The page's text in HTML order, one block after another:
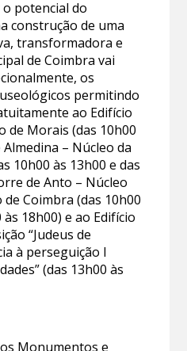
potencial do
construção de uma
transformadora e
de Coimbra vai
os
permitindo
ao Edifício
de Morais (das 10h00
– Núcleo da
10h00 às 13h00 e das
de Anto – Núcleo
Coimbra (das 10h00
18h00) e ao Edifício
“Judeus de
à perseguição I
(das 13h00 às
Monumentos e